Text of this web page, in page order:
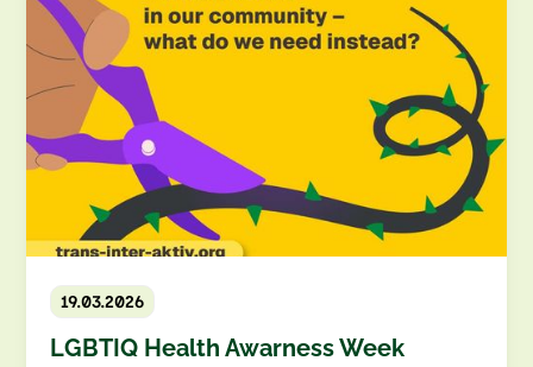
19.03.2026
LGBTIQ Health Awarness Week